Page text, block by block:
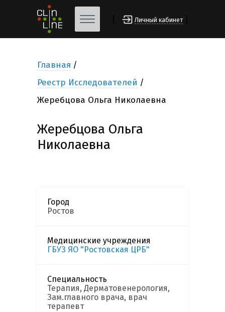
Личный кабинет
Главная
Реестр Исследователей
Жеребцова Ольга Николаевна
Жеребцова Ольга
Николаевна
Город
Ростов
Медицинские учреждения
ГБУЗ ЯО "Ростовская ЦРБ"
Специальность
Терапия, Дерматовенерология,
Зам.главного врача, врач
терапевт